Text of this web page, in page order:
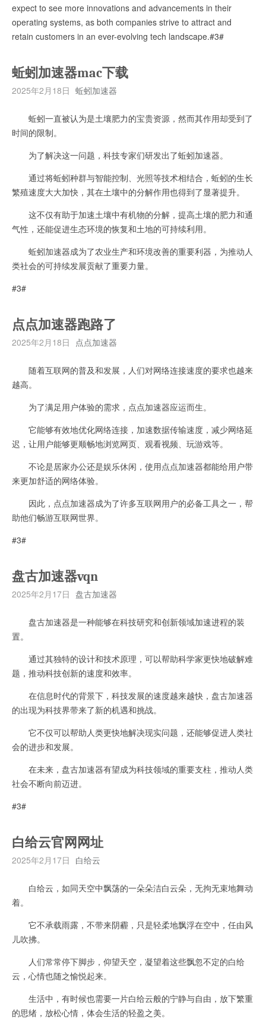
expect to see more innovations and advancements in their
operating systems, as both companies strive to attract and
retain customers in an ever-evolving tech landscape.#3#
蚯蚓加速器mac下载
2025年2月18日 蚯蚓加速器
蚯蚓一直被认为是土壤肥力的宝贵资源，然而其作用却受到了
时间的限制。
为了解决这一问题，科技专家们研发出了蚯蚓加速器。
通过将蚯蚓种群与智能控制、光照等技术相结合，蚯蚓的生长
繁殖速度大大加快，其在土壤中的分解作用也得到了显著提升。
这不仅有助于加速土壤中有机物的分解，提高土壤的肥力和通
气性，还能促进生态环境的恢复和土地的可持续利用。
蚯蚓加速器成为了农业生产和环境改善的重要利器，为推动人
类社会的可持续发展贡献了重要力量。
#3#
点点加速器跑路了
2025年2月18日 点点加速器
随着互联网的普及和发展，人们对网络连接速度的要求也越来
越高。
为了满足用户体验的需求，点点加速器应运而生。
它能够有效地优化网络连接，加速数据传输速度，减少网络延
迟，让用户能够更顺畅地浏览网页、观看视频、玩游戏等。
不论是居家办公还是娱乐休闲，使用点点加速器都能给用户带
来更加舒适的网络体验。
因此，点点加速器成为了许多互联网用户的必备工具之一，帮
助他们畅游互联网世界。
#3#
盘古加速器vqn
2025年2月17日 盘古加速器
盘古加速器是一种能够在科技研究和创新领域加速进程的装
置。
通过其独特的设计和技术原理，可以帮助科学家更快地破解难
题，推动科技创新的速度和效率。
在信息时代的背景下，科技发展的速度越来越快，盘古加速器
的出现为科技界带来了新的机遇和挑战。
它不仅可以帮助人类更快地解决现实问题，还能够促进人类社
会的进步和发展。
在未来，盘古加速器有望成为科技领域的重要支柱，推动人类
社会不断向前迈进。
#3#
白给云官网网址
2025年2月17日 白给云
白给云，如同天空中飘荡的一朵朵洁白云朵，无拘无束地舞动
着。
它不承载雨露，不带来阴霾，只是轻柔地飘浮在空中，任由风
儿吹拂。
人们常常停下脚步，仰望天空，凝望着这些飘忽不定的白给
云，心情也随之愉悦起来。
生活中，有时候也需要一片白给云般的宁静与自由，放下繁重
的思绪，放松心情，体会生活的轻盈之美。